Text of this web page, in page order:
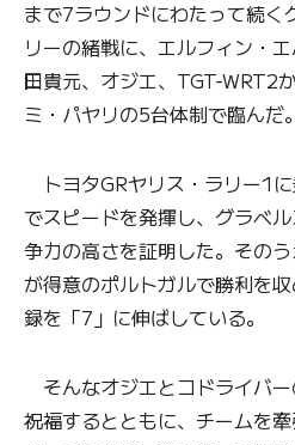
まで7ラウンドにわたって続く
リーの緒戦に、エルフィン・
田貴元、オジエ、TGT-WRT2
ミ・パヤリの5台体制で臨んだ。
トヨタGRヤリス・ラリー1
でスピードを発揮し、グラベ
争力の高さを証明した。その
が得意のポルトガルで勝利を
録を「7」に伸ばしている。
そんなオジエとコドライバ
祝福するとともに、チームを